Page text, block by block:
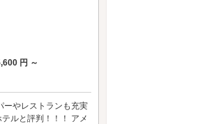
円 ～
ーやレストランも充実
ルと評判！！！ アメ